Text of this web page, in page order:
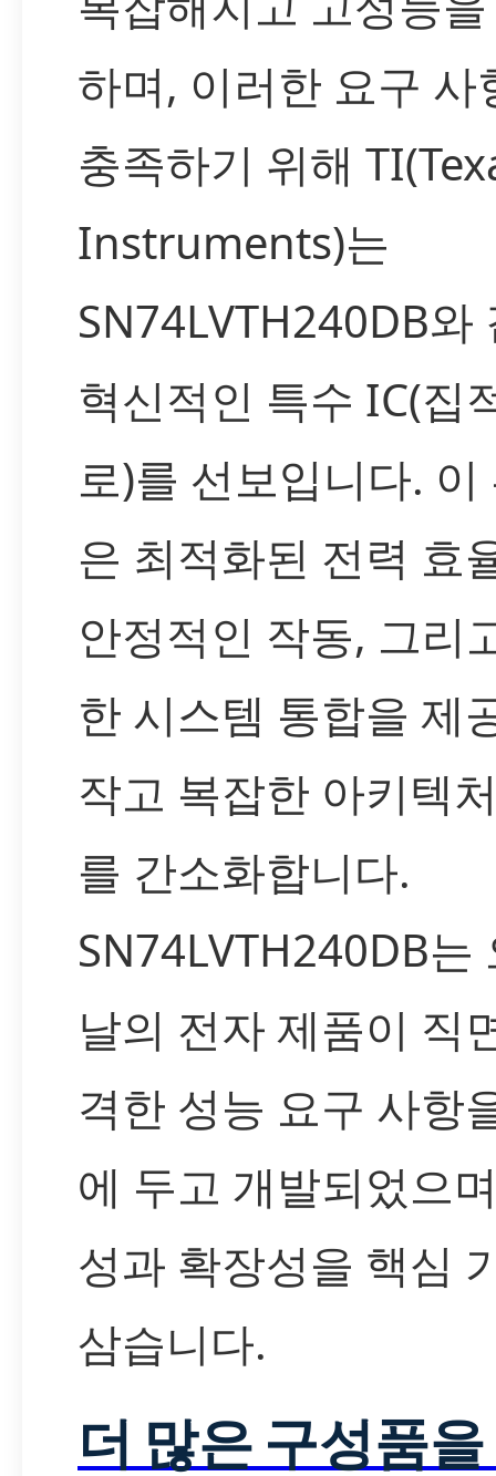
하며, 이러한 요구 사
충족하기 위해
Instruments)는
SN74LVTH240DB와
혁신적인 특수 IC(집
로)를 선보입니다. 이
은 최적화된 전력 효
안정적인 작동, 그리
한 시스템 통합을 제
작고 복잡한 아키텍
를 간소화합니다.
SN74LVTH240DB는
날의 전자 제품이 직
격한 성능 요구 사항
에 두고 개발되었으
성과 확장성을 핵심
삼습니다.
더 많은 구성품